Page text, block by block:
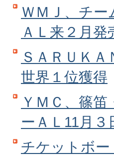
ＷＭＪ、チー
ＡＬ来２月発
ＳＡＲＵＫ
世界１位獲得
ＹＭＣ、篠
ーＡＬ11月３
チケットボー